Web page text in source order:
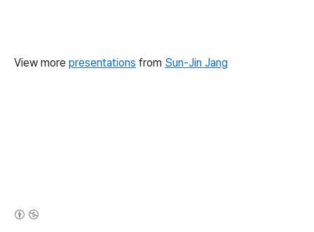
View more presentations from Sun-Jin Jang